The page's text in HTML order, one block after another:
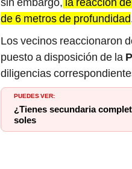
de 6 metros de profundidad
Los vecinos reaccionaron
puesto a disposición de la
diligencias
PUEDES VER:
¿Tienes secundaria
soles